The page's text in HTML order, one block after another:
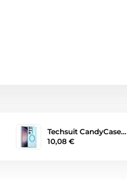
Techsuit CandyCase…
10,08 €